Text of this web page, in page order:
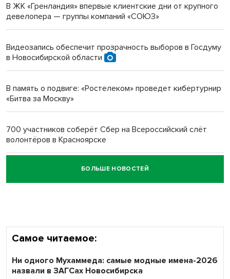
Инвалид получил условный срок за избиение врачей
Новосибирский преподаватель с женой вошли в топ-16
Обновлённое отделение ВТБ открылось в Искитиме
В ЖК «Гренландия» впервые клиентские дни от крупного
девелопера — группы компаний «СОЮЗ»
Видеозапись обеспечит прозрачность выборов в Госдуму
в Новосибирской области
В память о подвиге: «Ростелеком» проведет кибертурнир
«Битва за Москву»
700 участников соберёт Сбер на Всероссийский слёт
волонтёров в Красноярске
Честный выбор: видеонаблюдение обеспечит
объективность результатов ЕДГ в Новосибирской
БОЛЬШЕ НОВОСТЕЙ
Самое читаемое:
Ни одного Мухаммеда: самые модные имена-2026
назвали в ЗАГСах Новосибирска